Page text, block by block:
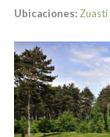
Ubicaciones: Zuasti